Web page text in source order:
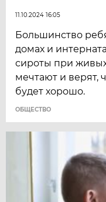
11.10.2024 16:05
Большинство
домах и
сироты при
мечтают и верят,
будет хорошо.
ОБЩЕСТВО